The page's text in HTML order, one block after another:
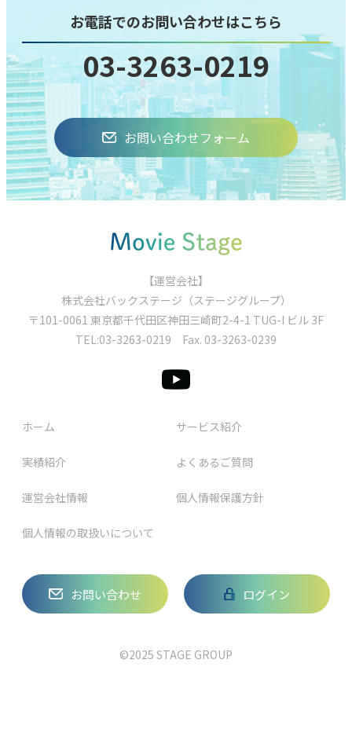
お電話でのお問い合わせはこちら
03-3263-0219
お問い合わせフォーム
【運営会社】
株式会社バックステージ（ステージグループ）
〒101-0061 東京都千代⽥区神⽥三崎町2-4-1 TUG-I ビル 3F
TEL:03-3263-0219 Fax. 03-3263-0239
ホーム サービス紹介
実績紹介 よくあるご質問
運営会社情報 個人情報保護方針
個人情報の取扱いについて
お問い合わせ ログイン
©2025 STAGE GROUP